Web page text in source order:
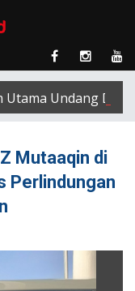
Undang
Mutaaqin di
Perlindungan